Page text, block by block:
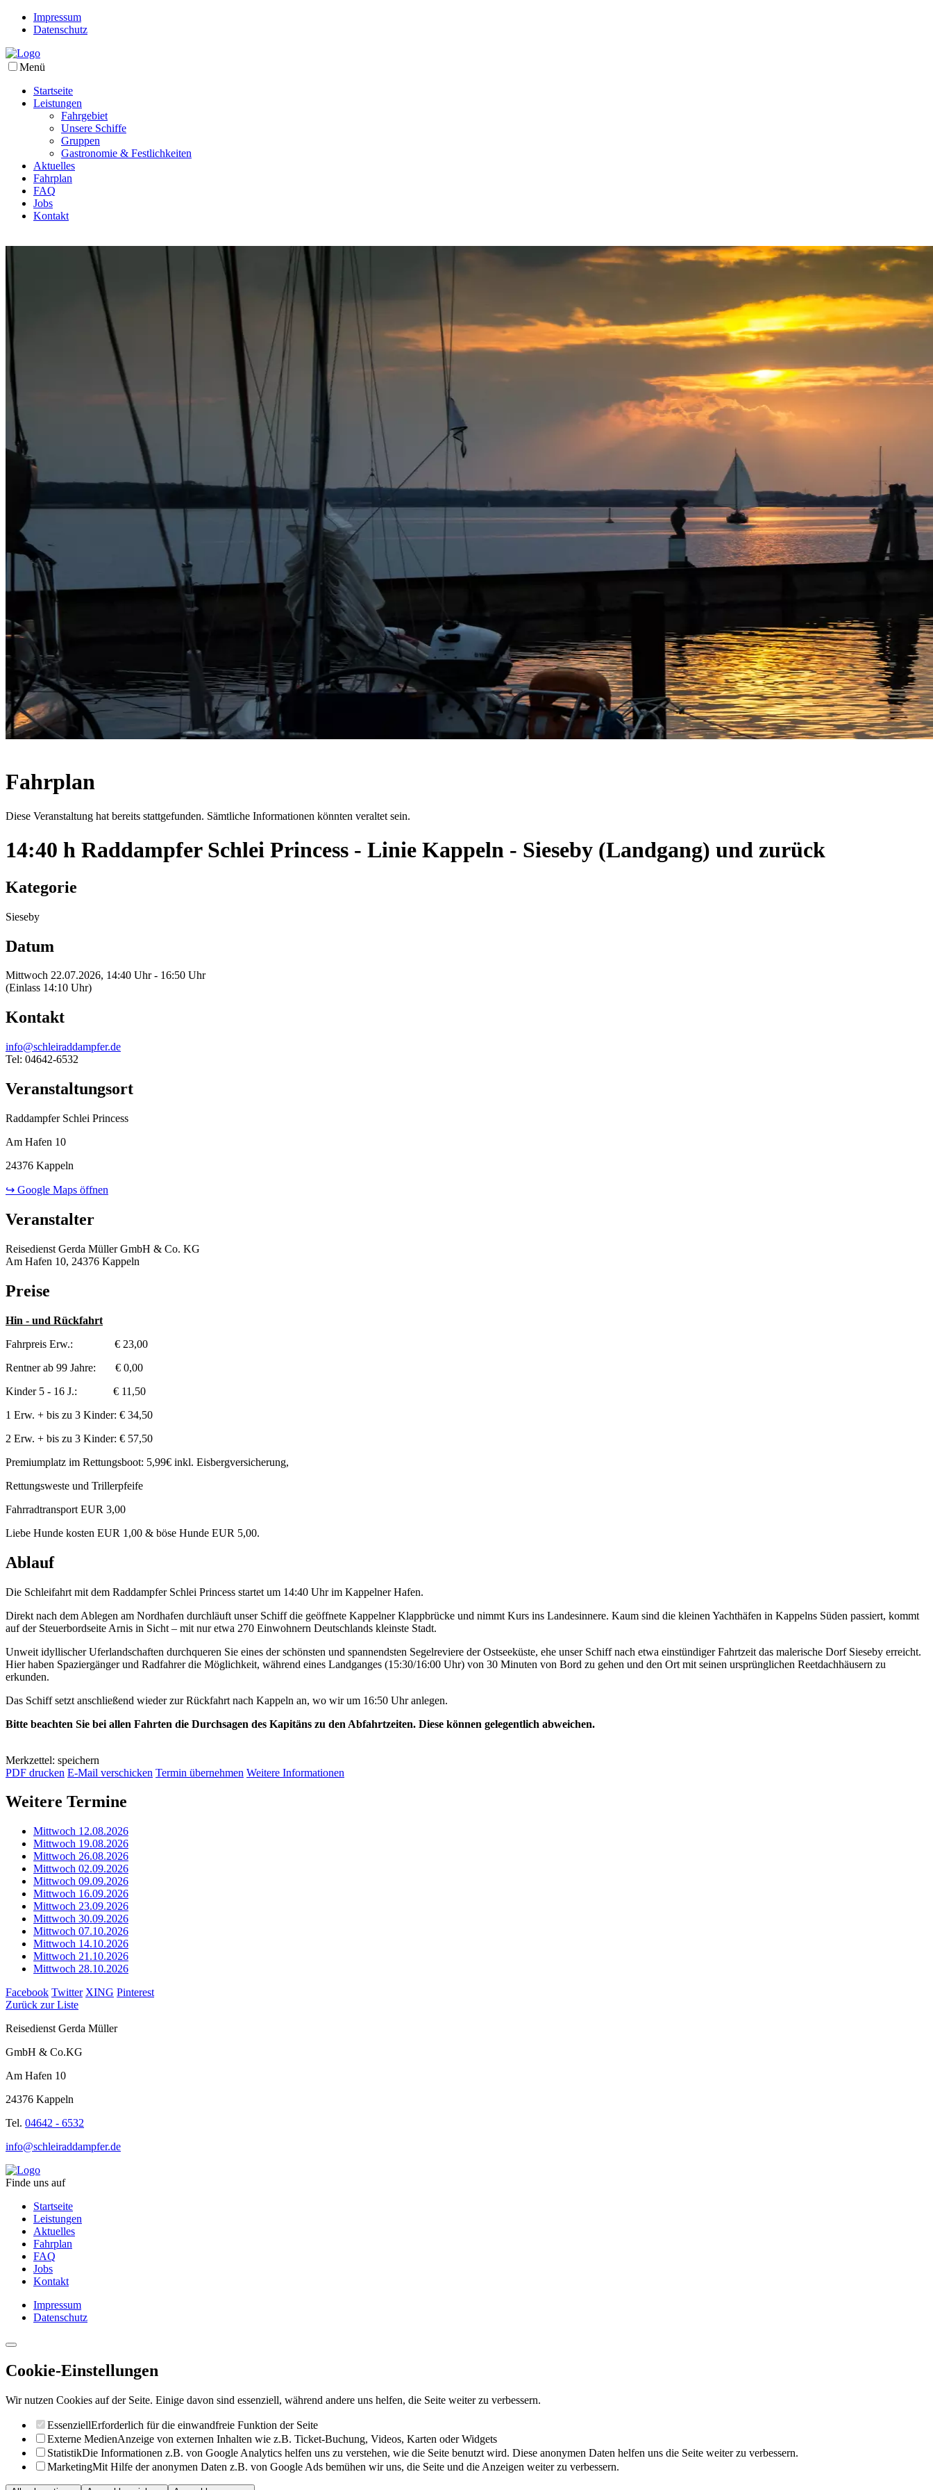
Impressum
Datenschutz
Menü
Startseite
Leistungen
Fahrgebiet
Unsere Schiffe
Gruppen
Gastronomie & Festlichkeiten
Aktuelles
Fahrplan
FAQ
Jobs
Kontakt
Fahrplan
Diese Veranstaltung hat bereits stattgefunden. Sämtliche Informationen könnten veraltet sein.
14:40 h Raddampfer Schlei Princess - Linie Kappeln - Sieseby (Landgang) und zurück
Kategorie
Sieseby
Datum
Mittwoch 22.07.2026, 14:40 Uhr - 16:50 Uhr
(Einlass 14:10 Uhr)
Kontakt
info@schleiraddampfer.de
Tel: 04642-6532
Veranstaltungsort
Raddampfer Schlei Princess
Am Hafen 10
24376 Kappeln
↪ Google Maps öffnen
Veranstalter
Reisedienst Gerda Müller GmbH & Co. KG
Am Hafen 10, 24376 Kappeln
Preise
Hin - und Rückfahrt
Fahrpreis Erw.: € 23,00
Rentner ab 99 Jahre: € 0,00
Kinder 5 - 16 J.: € 11,50
1 Erw. + bis zu 3 Kinder: € 34,50
2 Erw. + bis zu 3 Kinder: € 57,50
Premiumplatz im Rettungsboot: 5,99€ inkl. Eisbergversicherung,
Rettungsweste und Trillerpfeife
Fahrradtransport EUR 3,00
Liebe Hunde kosten EUR 1,00 & böse Hunde EUR 5,00.
Ablauf
Die Schleifahrt mit dem Raddampfer Schlei Princess startet um 14:40 Uhr im Kappelner Hafen.
Direkt nach dem Ablegen am Nordhafen durchläuft unser Schiff die geöffnete Kappelner Klappbrücke und nimmt Kurs ins Landesinnere. Kaum sind die kleinen Yachthäfen in Kappelns Süden passiert, kommt
auf der Steuerbordseite Arnis in Sicht – mit nur etwa 270 Einwohnern Deutschlands kleinste Stadt.
Unweit idyllischer Uferlandschaften durchqueren Sie eines der schönsten und spannendsten Segelreviere der Ostseeküste, ehe unser Schiff nach etwa einstündiger Fahrtzeit das malerische Dorf Sieseby erreicht.
Hier haben Spaziergänger und Radfahrer die Möglichkeit, während eines Landganges (15:30/16:00 Uhr) von 30 Minuten von Bord zu gehen und den Ort mit seinen ursprünglichen Reetdachhäusern zu
erkunden.
Das Schiff setzt anschließend wieder zur Rückfahrt nach Kappeln an, wo wir um 16:50 Uhr anlegen.
Bitte beachten Sie bei allen Fahrten die Durchsagen des Kapitäns zu den Abfahrtzeiten. Diese können gelegentlich abweichen.
Merkzettel: speichern
PDF drucken E-Mail verschicken Termin übernehmen Weitere Informationen
Weitere Termine
Mittwoch 12.08.2026
Mittwoch 19.08.2026
Mittwoch 26.08.2026
Mittwoch 02.09.2026
Mittwoch 09.09.2026
Mittwoch 16.09.2026
Mittwoch 23.09.2026
Mittwoch 30.09.2026
Mittwoch 07.10.2026
Mittwoch 14.10.2026
Mittwoch 21.10.2026
Mittwoch 28.10.2026
Facebook Twitter XING Pinterest
Zurück zur Liste
Reisedienst Gerda Müller
GmbH & Co.KG
Am Hafen 10
24376 Kappeln
Tel. 04642 - 6532
info@schleiraddampfer.de
Finde uns auf
Startseite
Leistungen
Aktuelles
Fahrplan
FAQ
Jobs
Kontakt
Impressum
Datenschutz
Cookie-Einstellungen
Wir nutzen Cookies auf der Seite. Einige davon sind essenziell, während andere uns helfen, die Seite weiter zu verbessern.
EssenziellErforderlich für die einwandfreie Funktion der Seite
Externe MedienAnzeige von externen Inhalten wie z.B. Ticket-Buchung, Videos, Karten oder Widgets
StatistikDie Informationen z.B. von Google Analytics helfen uns zu verstehen, wie die Seite benutzt wird. Diese anonymen Daten helfen uns die Seite weiter zu verbessern.
MarketingMit Hilfe der anonymen Daten z.B. von Google Ads bemühen wir uns, die Seite und die Anzeigen weiter zu verbessern.